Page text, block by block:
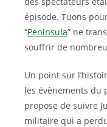
épisode. Tuons
“Peninsula” ne
souffrir de
Un point sur
les évènements du
propose de suivre
militaire qui a